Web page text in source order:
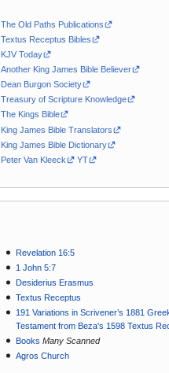
The Old Paths Publications
Textus Receptus Bibles
KJV Today
Another King James Bible Believer
Dean Burgon Society
Treasury of Scripture Knowledge
The Kings Bible
King James Bible Translators
King James Bible Dictionary
Peter Van Kleeck
YT
Revelation 16:5
1 John 5:7
Desiderius Erasmus
Textus Receptus
191 Variations in Scrivener’s 1881
Testament from Beza's 1598 Textus
Books Many Scanned
Agros Church